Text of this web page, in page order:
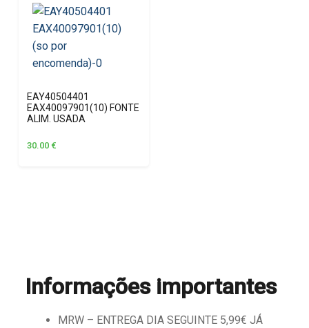
EAY40504401
EAX40097901(10) FONTE
ALIM. USADA
30.00 €
Informações importantes
MRW – ENTREGA DIA SEGUINTE 5,99€ JÁ